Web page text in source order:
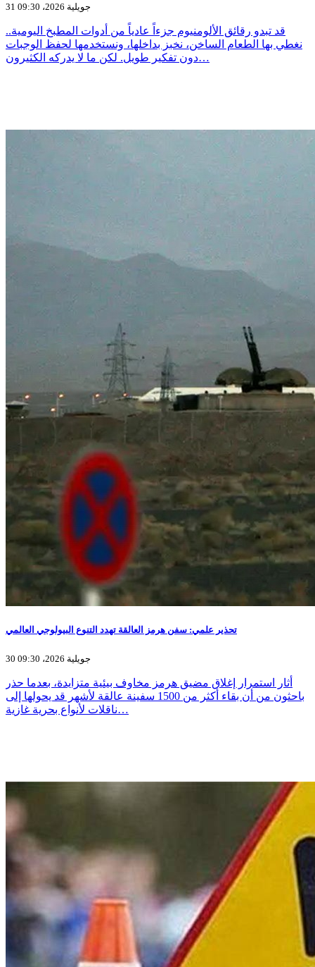
31 جويلية 2026، 09:30
قد تبدو رقائق الألومنيوم جزءاً عادياً من أدوات المطبخ اليومية..
نغطي بها الطعام الساخن، نخبز بداخلها، ونستخدمها لحفظ الوجبات
دون تفكير طويل. لكن ما لا يدركه الكثيرون…
تحذير علمي: سفن هرمز العالقة تهدد التنوع البيولوجي العالمي
30 جويلية 2026، 09:30
أثار استمرار إغلاق مضيق هرمز مخاوف بيئية متزايدة، بعدما حذر
باحثون من أن بقاء أكثر من 1500 سفينة عالقة لأشهر قد يحولها إلى
ناقلات لأنواع بحرية غازية…